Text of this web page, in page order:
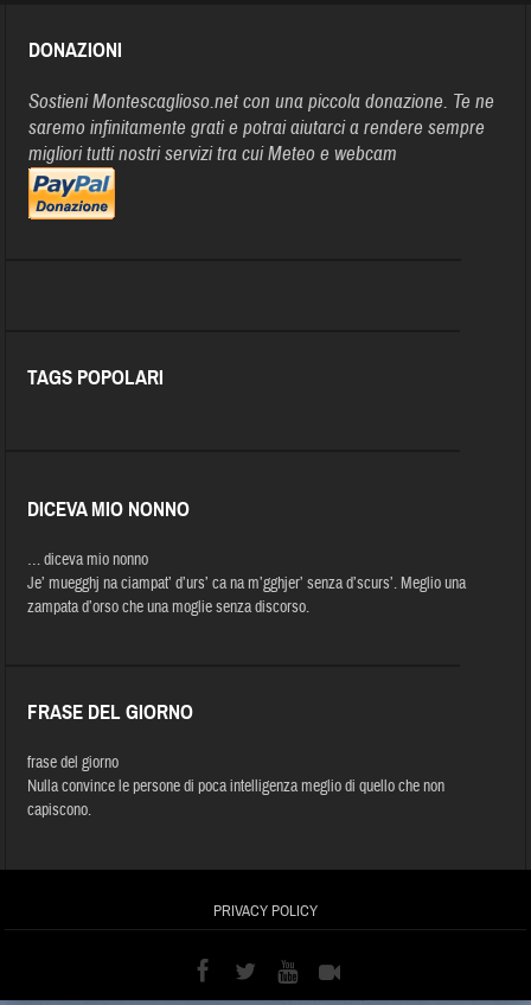
DONAZIONI
Sostieni Montescaglioso.net con una piccola donazione. Te ne
saremo infinitamente grati e potrai aiutarci a rendere sempre
migliori tutti nostri servizi tra cui Meteo e webcam
TAGS POPOLARI
DICEVA MIO NONNO
… diceva mio nonno
Je’ muegghj na ciampat’ d’urs’ ca na m’gghjer’ senza d’scurs’. Meglio una
zampata d’orso che una moglie senza discorso.
FRASE DEL GIORNO
frase del giorno
Nulla convince le persone di poca intelligenza meglio di quello che non
capiscono.
PRIVACY POLICY